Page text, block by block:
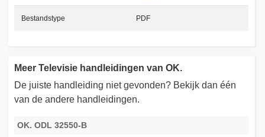
Bestandstype PDF
Meer Televisie handleidingen van OK.
De juiste handleiding niet gevonden? Bekijk dan één
van de andere handleidingen.
OK. ODL 32550-B